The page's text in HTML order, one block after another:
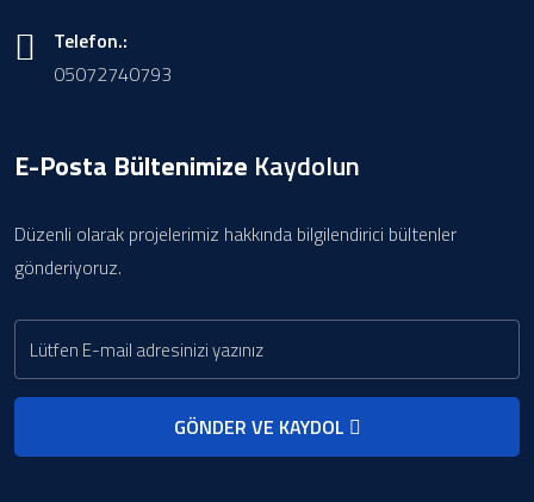
Telefon.:
05072740793
E-Posta Bültenimize Kaydolun
Düzenli olarak projelerimiz hakkında bilgilendirici bültenler
gönderiyoruz.
GÖNDER VE KAYDOL